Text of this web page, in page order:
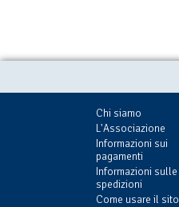
Chi siamo
L'Associazione
Informazioni sui
pagamenti
Informazioni sulle
spedizioni
Come usare il sito